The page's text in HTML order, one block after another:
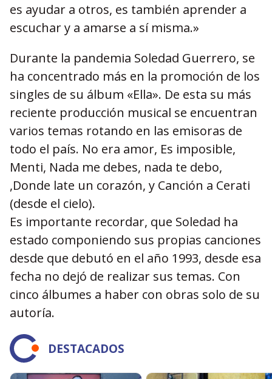
es ayudar a otros, es también aprender a
escuchar y a amarse a sí misma.»
Durante la pandemia Soledad Guerrero, se
ha concentrado más en la promoción de los
singles de su álbum «Ella». De esta su más
reciente producción musical se encuentran
varios temas rotando en las emisoras de
todo el país. No era amor, Es imposible,
Menti, Nada me debes, nada te debo,
,Donde late un corazón, y Canción a Cerati
(desde el cielo).
Es importante recordar, que Soledad ha
estado componiendo sus propias canciones
desde que debutó en el año 1993, desde esa
fecha no dejó de realizar sus temas. Con
cinco álbumes a haber con obras solo de su
autoría.
DESTACADOS